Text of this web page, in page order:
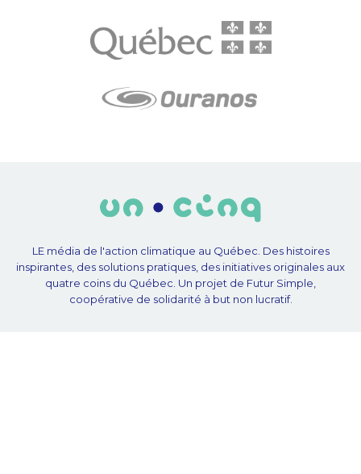
LE média de l'action climatique au Québec. Des histoires
inspirantes, des solutions pratiques, des initiatives originales aux
quatre coins du Québec. Un projet de Futur Simple,
coopérative de solidarité à but non lucratif.